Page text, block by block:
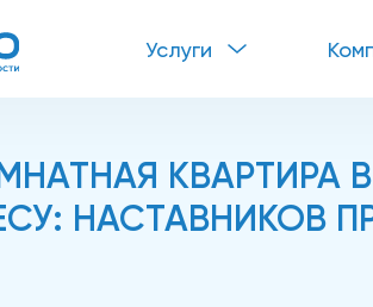
Услуги
КВАРТИРА
НАСТАВНИКОВ